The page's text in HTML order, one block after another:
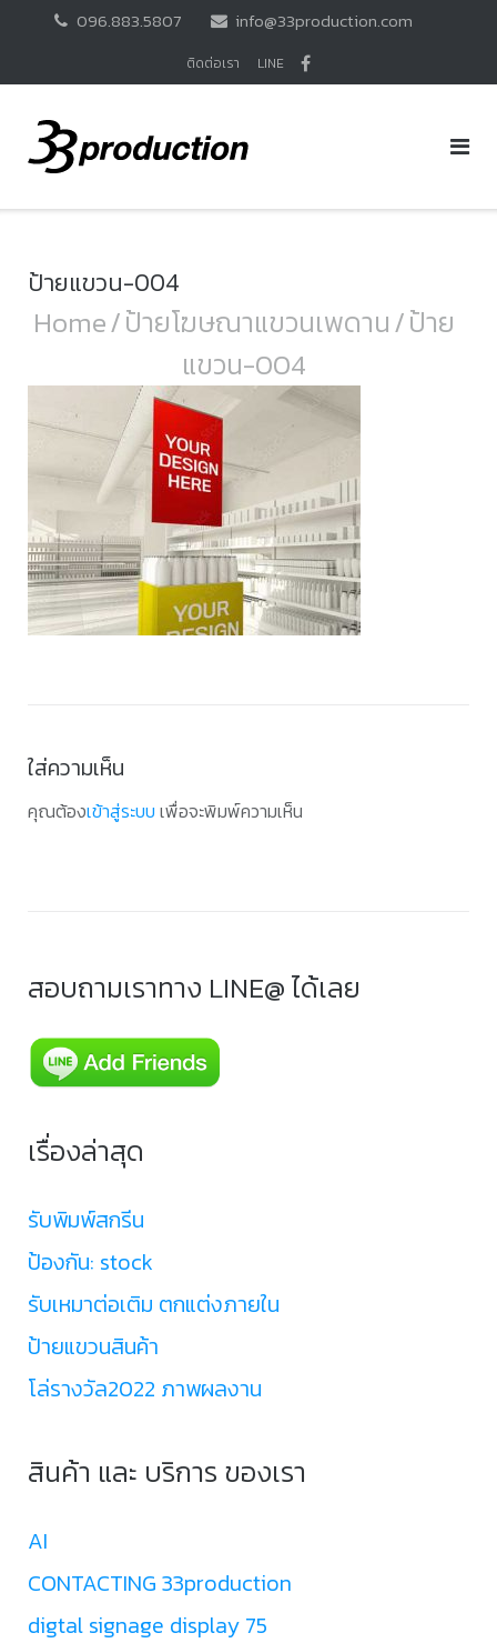
096.883.5807 info@33production.com
ติดต่อเรา LINE
ป้ายแขวน-004
Home/ป้ายโฆษณาแขวนเพดาน/ป้าย
แขวน-004
ใส่ความเห็น
คุณต้องเข้าสู่ระบบ เพื่อจะพิมพ์ความเห็น
สอบถามเราทาง LINE@ ได้เลย
เรื่องล่าสุด
รับพิมพ์สกรีน
ป้องกัน: stock
รับเหมาต่อเติม ตกแต่งภายใน
ป้ายแขวนสินค้า
โล่รางวัล2022 ภาพผลงาน
สินค้า และ บริการ ของเรา
AI
CONTACTING 33production
digtal signage display 75